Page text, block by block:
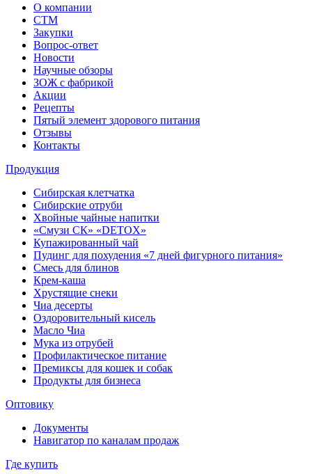
О компании
СТМ
Закупки
Вопрос-ответ
Новости
Научные обзоры
ЗОЖ с фабрикой
Акции
Рецепты
Пятый элемент здорового питания
Отзывы
Контакты
Продукция
Сибирская клетчатка
Сибирские отруби
Хвойные чайные напитки
«Смузи СК» «DETOX»
Купажированный чай
Пудинг для похудения «7 дней фигурного питания»
Смесь для блинов
Крем-каша
Хрустящие снеки
Чиа десерты
Оздоровительный кисель
Масло Чиа
Мука из отрубей
Профилактическое питание
Премиксы для кошек и собак
Продукты для бизнеса
Оптовику
Документы
Навигатор по каналам продаж
Где купить